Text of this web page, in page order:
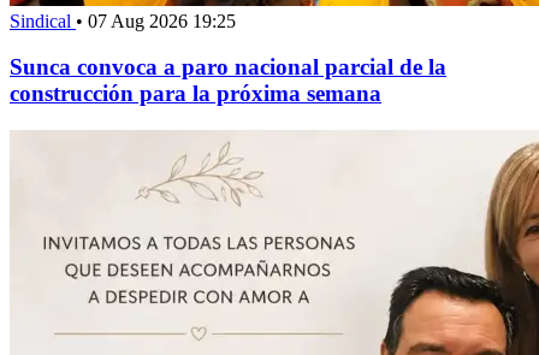
Sindical • 07 Aug 2026 19:25
Sunca convoca a paro nacional parcial de la
construcción para la próxima semana